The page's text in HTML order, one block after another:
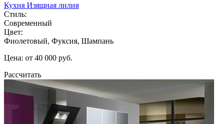
Кухня Изящная лилия
Стиль:
Современный
Цвет:
Фиолетовый, Фуксия, Шампань
Цена: от 40 000 руб.
Рассчитать